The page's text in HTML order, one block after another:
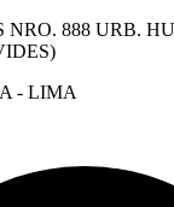
NRO. 888 URB.
- LIMA